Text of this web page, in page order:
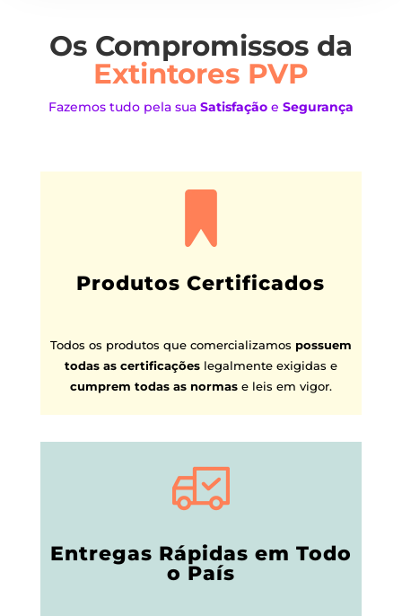
Os Compromissos da
Extintores PVP
Fazemos tudo pela sua Satisfaçãoe Segurança
Produtos Certificados
Todos os produtos que comercializamos possuem
todas as certificaçõeslegalmente exigidas e
cumprem todas as normase leis em vigor.
Entregas Rápidas em Todo
o País